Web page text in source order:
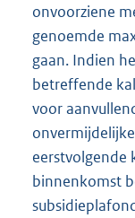
onvoorziene
genoemde
gaan. Indien
betreffende
voor
eerstvolgende
binnenkomst